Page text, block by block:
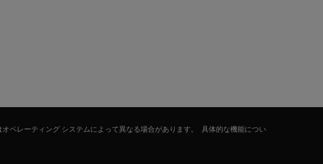
ペレーティング システムによって異なる場合があります。 具体的な機能につい